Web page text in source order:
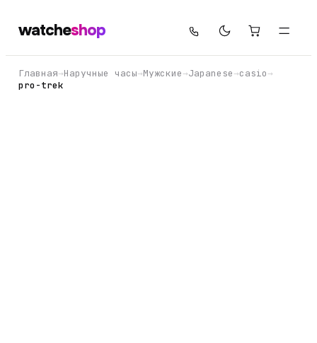
watcheshop
Главная→Наручные часы→Мужские→Japanese→casio→
pro-trek